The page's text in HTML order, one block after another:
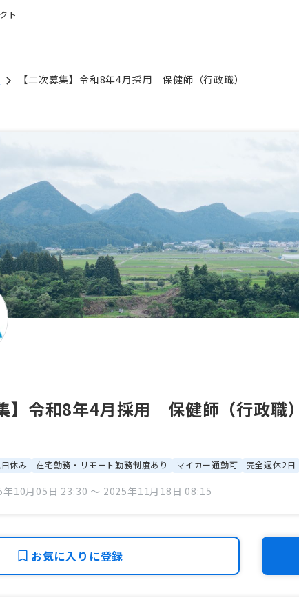
ト
【二次募集】令和8年4月採用 保健師（行政職）
】令和8年4月採用 保健師（行政職）
休み 在宅勤務・リモート勤務制度あり マイカー通勤可 完全週休2日
年10月05日 23:30 〜 2025年11月18日 08:15
お気に入りに登録